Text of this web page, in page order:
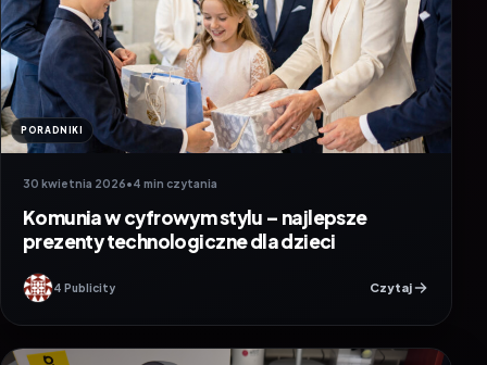
PORADNIKI
30 kwietnia 2026•4 min czytania
Komunia w cyfrowym stylu – najlepsze
prezenty technologiczne dla dzieci
4 Publicity Czytaj